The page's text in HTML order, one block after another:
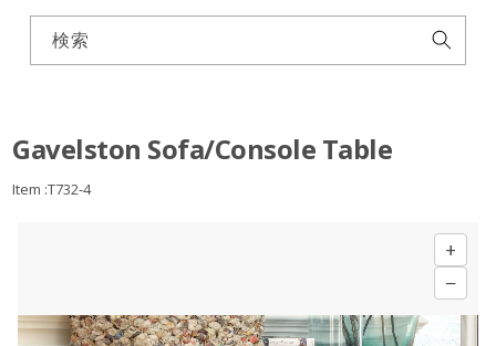
検索
Gavelston Sofa/Console Table
Item :T732-4
+
−